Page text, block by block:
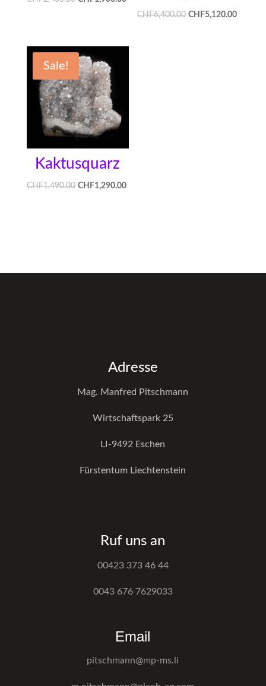
CHF6,400.00 CHF5,120.00
Sale!
Kaktusquarz
CHF1,490.00 CHF1,290.00
Adresse
Mag. Manfred Pitschmann
Wirtschaftspark 25
LI-9492 Eschen
Fürstentum Liechtenstein
Ruf uns an
00423 373 46 44
0043 676 7629033
Email
pitschmann@mp-ms.li